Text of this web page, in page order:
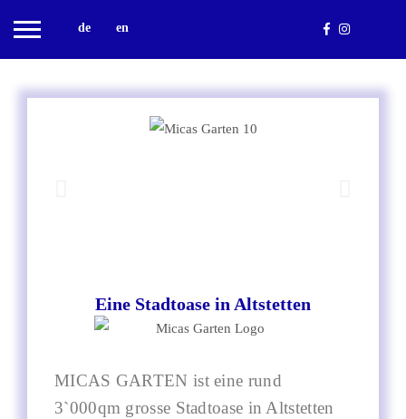
Eine Stadtoase in Altstetten
MICAS GARTEN ist eine rund
3`000qm grosse Stadtoase in Altstetten
de en